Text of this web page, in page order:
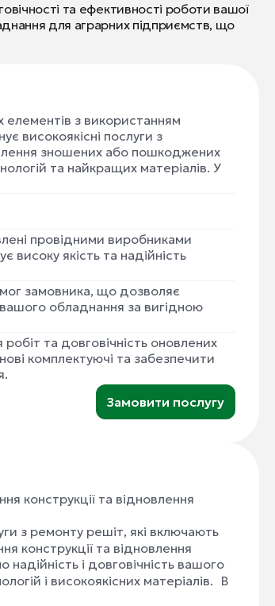
та ефективності роботи вашої
для аграрних підприємств, що
з використанням
високоякісні послуги з
зношених або пошкоджених
та найкращих матеріалів. У
провідними виробниками
високу якість та надійність
замовника, що дозволяє
обладнання за вигідною
та довговічність оновлених
комплектуючі та забезпечити
Замовити послугу
конструкції та відновлення
з ремонту решіт, які включають
конструкції та відновлення
і довговічність вашого
і високоякісних матеріалів. В